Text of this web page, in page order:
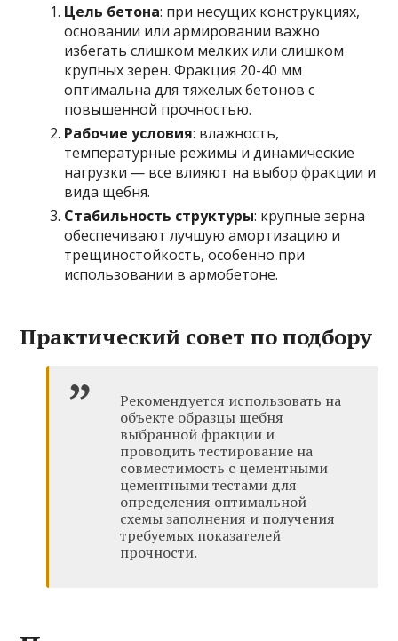
Цель бетона: при несущих конструкциях,
основании или армировании важно
избегать слишком мелких или слишком
крупных зерен. Фракция 20-40 мм
оптимальна для тяжелых бетонов с
повышенной прочностью.
Рабочие условия: влажность,
температурные режимы и динамические
нагрузки — все влияют на выбор фракции и
вида щебня.
Стабильность структуры: крупные зерна
обеспечивают лучшую амортизацию и
трещиностойкость, особенно при
использовании в армобетоне.
Практический совет по подбору
Рекомендуется использовать на
объекте образцы щебня
выбранной фракции и
проводить тестирование на
совместимость с цементными
цементными тестами для
определения оптимальной
схемы заполнения и получения
требуемых показателей
прочности.